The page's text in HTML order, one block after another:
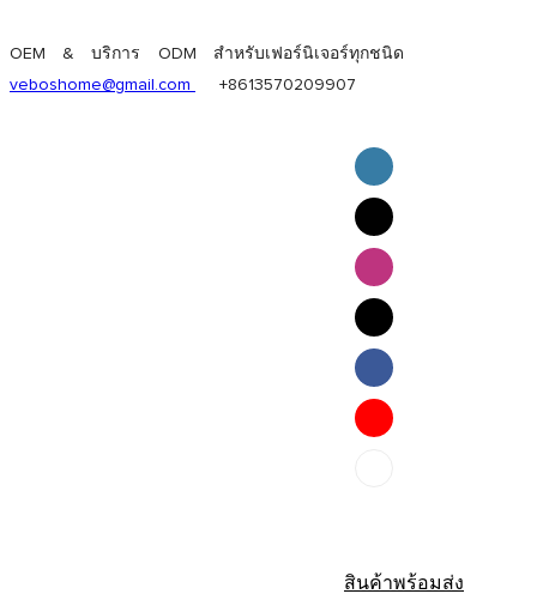
OEM & บริการ ODM สำหรับเฟอร์นิเจอร์ทุกชนิด
veboshome@gmail.com
+8613570209907
English
Pilipino
ภาษาไทย
สินค้าพร้อมส่ง